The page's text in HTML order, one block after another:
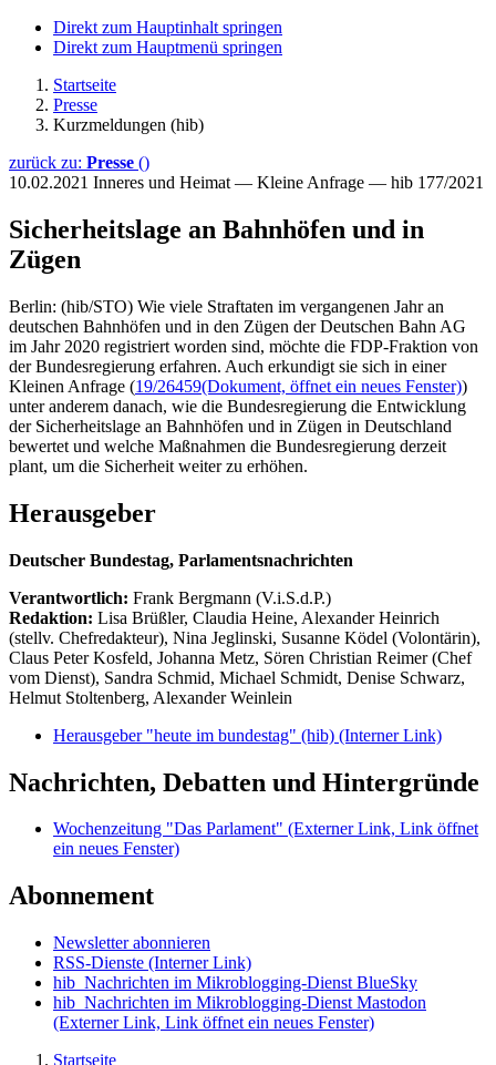
Direkt zum Hauptinhalt springen
Direkt zum Hauptmenü springen
Startseite
Presse
Kurzmeldungen (hib)
zurück zu: Presse ()
10.02.2021 Inneres und Heimat — Kleine Anfrage — hib 177/2021
Sicherheitslage an Bahnhöfen und in
Zügen
Berlin: (hib/STO) Wie viele Straftaten im vergangenen Jahr an
deutschen Bahnhöfen und in den Zügen der Deutschen Bahn AG
im Jahr 2020 registriert worden sind, möchte die FDP-Fraktion von
der Bundesregierung erfahren. Auch erkundigt sie sich in einer
Kleinen Anfrage (19/26459(Dokument, öffnet ein neues Fenster))
unter anderem danach, wie die Bundesregierung die Entwicklung
der Sicherheitslage an Bahnhöfen und in Zügen in Deutschland
bewertet und welche Maßnahmen die Bundesregierung derzeit
plant, um die Sicherheit weiter zu erhöhen.
Herausgeber
Deutscher Bundestag, Parlamentsnachrichten
Verantwortlich: Frank Bergmann (V.i.S.d.P.)
Redaktion: Lisa Brüßler, Claudia Heine, Alexander Heinrich
(stellv. Chefredakteur), Nina Jeglinski, Susanne Ködel (Volontärin),
Claus Peter Kosfeld, Johanna Metz, Sören Christian Reimer (Chef
vom Dienst), Sandra Schmid, Michael Schmidt, Denise Schwarz,
Helmut Stoltenberg, Alexander Weinlein
Herausgeber "heute im bundestag" (hib) (Interner Link)
Nachrichten, Debatten und Hintergründe
Wochenzeitung "Das Parlament" (Externer Link, Link öffnet
ein neues Fenster)
Abonnement
Newsletter abonnieren
RSS-Dienste (Interner Link)
hib_Nachrichten im Mikroblogging-Dienst BlueSky
hib_Nachrichten im Mikroblogging-Dienst Mastodon
(Externer Link, Link öffnet ein neues Fenster)
Startseite